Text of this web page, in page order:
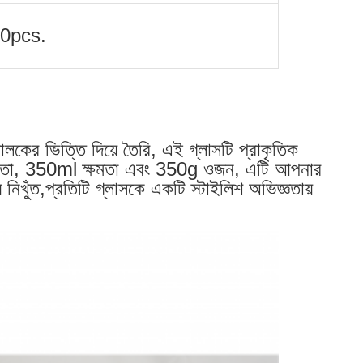
ভিত্তি দিয়ে তৈরি, এই গ্লাসটি প্রাকৃতিক
350ml ক্ষমতা এবং 350g ওজন, এটি আপনার
নিখুঁত,প্রতিটি গ্লাসকে একটি স্টাইলিশ অভিজ্ঞতায়